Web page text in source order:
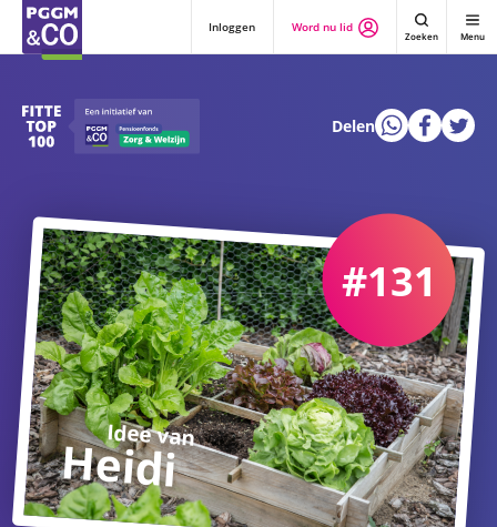
Inloggen Word nu lid
Zoeken Menu
Delen
#131
Idee van
Heidi